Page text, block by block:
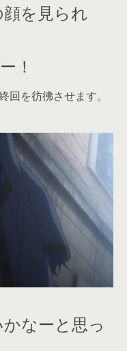
顔を見られ
！
回を彷彿させます。
なーと思っ